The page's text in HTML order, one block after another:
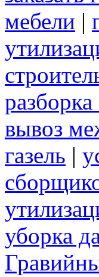
мебели |
вывоз
газель |
уборка